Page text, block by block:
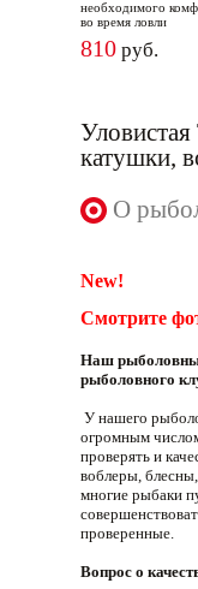
необходимого
во время ловли
810 руб.
катушки,
О
New!
Смотрите
Наш
рыболовного
У нашего
огромным
проверять и
воблеры,
многие рыбаки
проверенные.
Вопрос о